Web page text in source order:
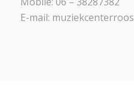
E-mail: